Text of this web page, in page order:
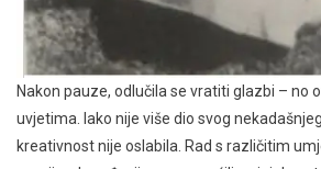
Nakon pauze, odlučila se vratiti glazbi – no
uvjetima. Iako nije više dio svog
kreativnost nije oslabila. Rad s različitim